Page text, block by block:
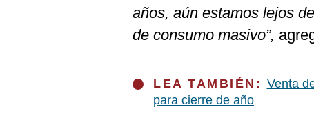
años, aún estamos lejos
de consumo masivo”,
LEA TAMBIÉN: Venta
para cierre de año